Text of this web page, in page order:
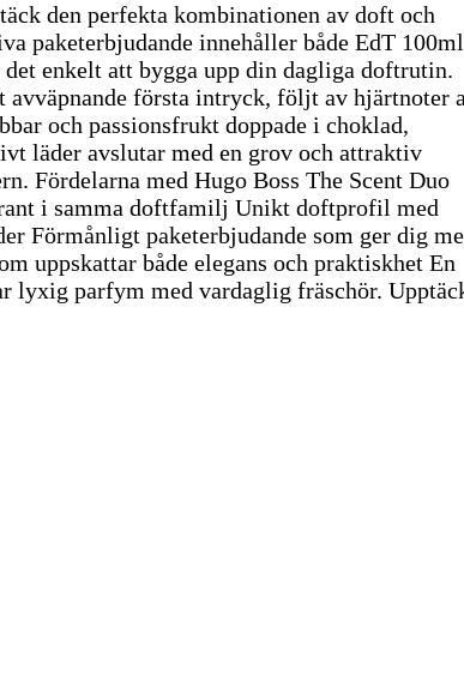
den perfekta kombinationen av doft och
paketerbjudande innehåller både EdT 100ml
enkelt att bygga upp din dagliga doftrutin.
avväpnande första intryck, följt av hjärtnoter
och passionsfrukt doppade i choklad,
läder avslutar med en grov och attraktiv
Fördelarna med Hugo Boss The Scent Duo
i samma doftfamilj Unikt doftprofil med
Förmånligt paketerbjudande som ger dig
uppskattar både elegans och praktiskhet En
lyxig parfym med vardaglig fräschör.